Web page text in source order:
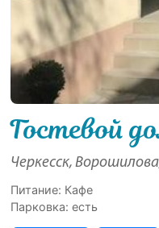
Гостевой
Черкесск,
Питание: Кафе
Парковка: есть